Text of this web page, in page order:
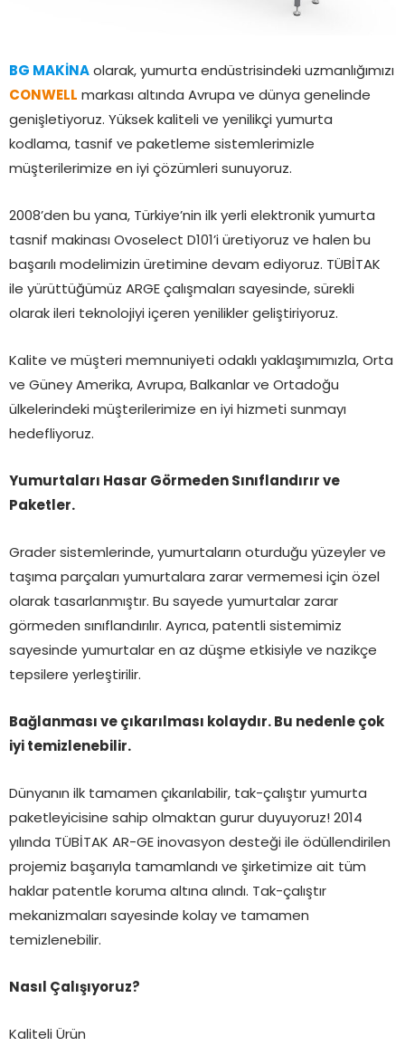
BG MAKİNAolarak, yumurta endüstrisindeki uzmanlığımızı
CONWELL markası altında Avrupa ve dünya genelinde
genişletiyoruz. Yüksek kaliteli ve yenilikçi yumurta
kodlama, tasnif ve paketleme sistemlerimizle
müşterilerimize en iyi çözümleri sunuyoruz.
2008’den bu yana, Türkiye’nin ilk yerli elektronik yumurta
tasnif makinası Ovoselect D101’i üretiyoruz ve halen bu
başarılı modelimizin üretimine devam ediyoruz. TÜBİTAK
ile yürüttüğümüz ARGE çalışmaları sayesinde, sürekli
olarak ileri teknolojiyi içeren yenilikler geliştiriyoruz.
Kalite ve müşteri memnuniyeti odaklı yaklaşımımızla, Orta
ve Güney Amerika, Avrupa, Balkanlar ve Ortadoğu
ülkelerindeki müşterilerimize en iyi hizmeti sunmayı
hedefliyoruz.
Yumurtaları Hasar Görmeden Sınıflandırır ve
Paketler.
Grader sistemlerinde, yumurtaların oturduğu yüzeyler ve
taşıma parçaları yumurtalara zarar vermemesi için özel
olarak tasarlanmıştır. Bu sayede yumurtalar zarar
görmeden sınıflandırılır. Ayrıca, patentli sistemimiz
sayesinde yumurtalar en az düşme etkisiyle ve nazikçe
tepsilere yerleştirilir.
Bağlanması ve çıkarılması kolaydır. Bu nedenle çok
iyi temizlenebilir.
Dünyanın ilk tamamen çıkarılabilir, tak-çalıştır yumurta
paketleyicisine sahip olmaktan gurur duyuyoruz! 2014
yılında TÜBİTAK AR-GE inovasyon desteği ile ödüllendirilen
projemiz başarıyla tamamlandı ve şirketimize ait tüm
haklar patentle koruma altına alındı. Tak-çalıştır
mekanizmaları sayesinde kolay ve tamamen
temizlenebilir.
Nasıl Çalışıyoruz?
Kaliteli Ürün